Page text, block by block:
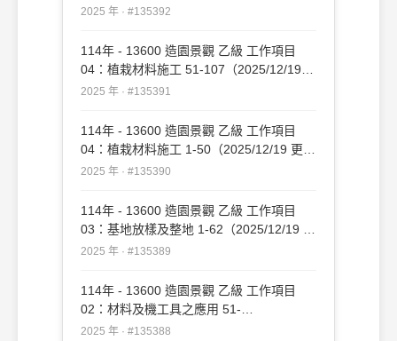
新）#135392
2025 年 · #135392
114年 - 13600 造園景觀 乙級 工作項目
04：植栽材料施工 51-107（2025/12/19
更新）#135391
2025 年 · #135391
114年 - 13600 造園景觀 乙級 工作項目
04：植栽材料施工 1-50（2025/12/19 更
新）#135390
2025 年 · #135390
114年 - 13600 造園景觀 乙級 工作項目
03：基地放樣及整地 1-62（2025/12/19 更
新）#135389
2025 年 · #135389
114年 - 13600 造園景觀 乙級 工作項目
02：材料及機工具之應用 51-
109（2025/12/19 更新）#135388
2025 年 · #135388